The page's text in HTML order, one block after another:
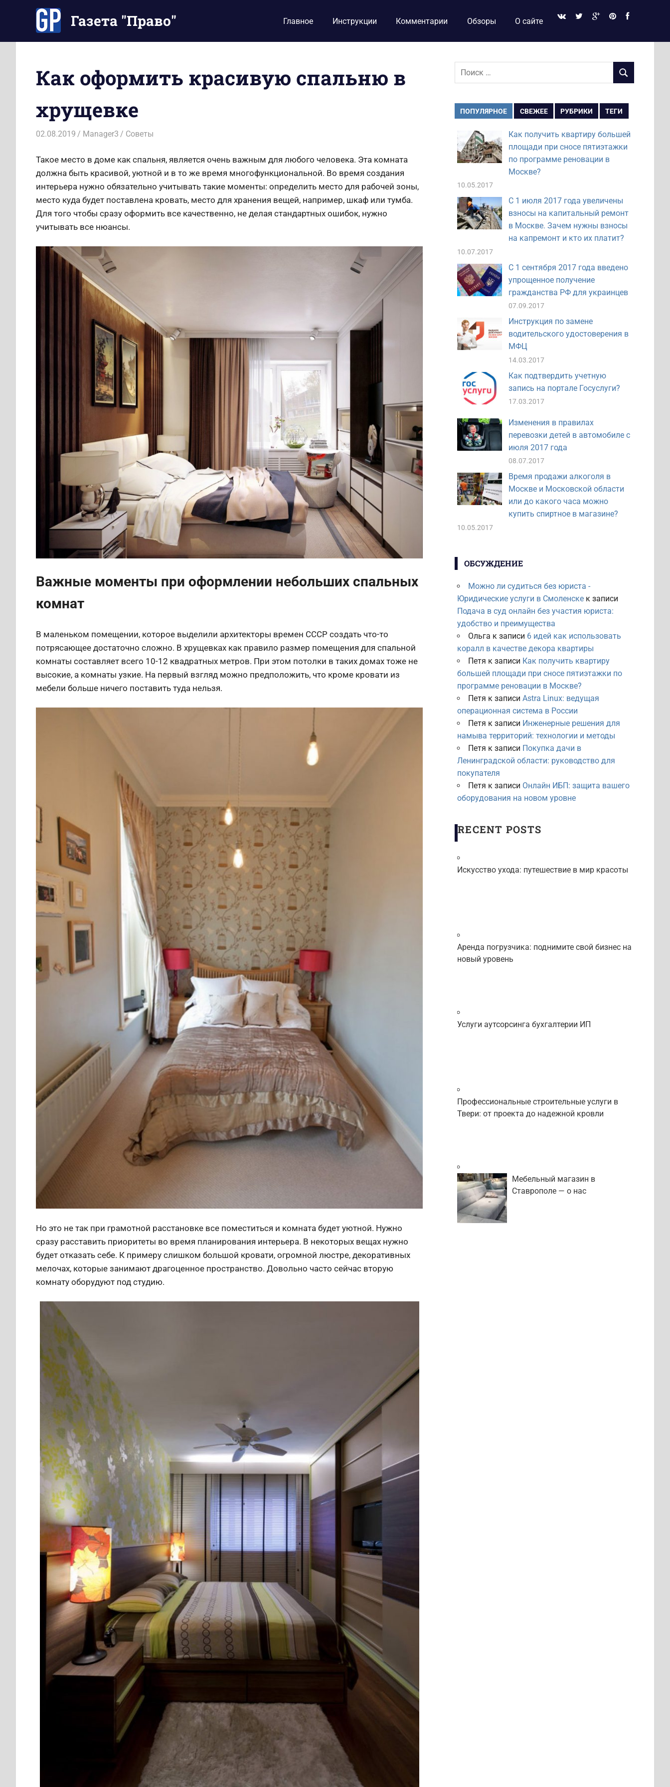
содержимому
Газета "Право"
Ваше
время
Главное Инструкции Комментарии Обзоры О сайте
Как оформить красивую спальню в
хрущевке
02.08.2019 Manager3 Советы
Такое место в доме как спальня, является очень важным для любого человека. Эта комната
должна быть красивой, уютной и в то же время многофункциональной. Во время создания
интерьера нужно обязательно учитывать такие моменты: определить место для рабочей зоны,
место куда будет поставлена кровать, место для хранения вещей, например, шкаф или тумба.
Для того чтобы сразу оформить все качественно, не делая стандартных ошибок, нужно
учитывать все нюансы.
Важные моменты при оформлении небольших спальных
комнат
В маленьком помещении, которое выделили архитекторы времен СССР создать что-то
потрясающее достаточно сложно. В хрущевках как правило размер помещения для спальной
комнаты составляет всего 10-12 квадратных метров. При этом потолки в таких домах тоже не
высокие, а комнаты узкие. На первый взгляд можно предположить, что кроме кровати из
мебели больше ничего поставить туда нельзя.
Но это не так при грамотной расстановке все поместиться и комната будет уютной. Нужно
сразу расставить приоритеты во время планирования интерьера. В некоторых вещах нужно
будет отказать себе. К примеру слишком большой кровати, огромной люстре, декоративных
мелочах, которые занимают драгоценное пространство. Довольно часто сейчас вторую
комнату оборудуют под студию.
Поиск
ПОИСК
ПОПУЛЯРНОЕ СВЕЖЕЕ РУБРИКИ ТЕГИ
Как получить квартиру большей
площади при сносе пятиэтажки
по программе реновации в
Москве?
10.05.2017
С 1 июля 2017 года увеличены
взносы на капитальный ремонт
в Москве. Зачем нужны взносы
на капремонт и кто их платит?
10.07.2017
С 1 сентября 2017 года введено
упрощенное получение
гражданства РФ для украинцев
07.09.2017
Инструкция по замене
водительского удостоверения в
МФЦ
14.03.2017
Как подтвердить учетную
запись на портале Госуслуги?
17.03.2017
Изменения в правилах
перевозки детей в автомобиле с
июля 2017 года
08.07.2017
Время продажи алкоголя в
Москве и Московской области
или до какого часа можно
купить спиртное в магазине?
10.05.2017
ОБСУЖДЕНИЕ
Можно ли судиться без юриста -
Юридические услуги в Смоленскек записи
Подача в суд онлайн без участия юриста:
удобство и преимущества
Ольга к записи 6 идей как использовать
коралл в качестве декора квартиры
Петя к записи Как получить квартиру
большей площади при сносе пятиэтажки по
программе реновации в Москве?
Петя к записи Astra Linux: ведущая
операционная система в России
Петя к записи Инженерные решения для
намыва территорий: технологии и методы
Петя к записи Покупка дачи в
Ленинградской области: руководство для
покупателя
Петя к записи Онлайн ИБП: защита вашего
оборудования на новом уровне
RECENT POSTS
Искусство ухода: путешествие в мир красоты
Аренда погрузчика: поднимите свой бизнес на
новый уровень
Услуги аутсорсинга бухгалтерии ИП
Профессиональные строительные услуги в
Твери: от проекта до надежной кровли
Мебельный магазин в
Ставрополе — о нас